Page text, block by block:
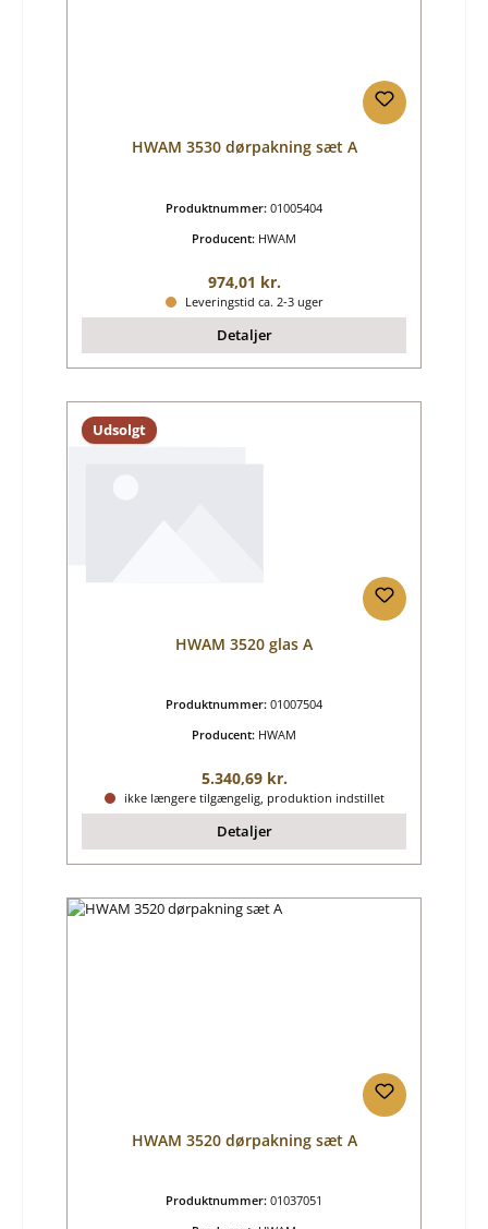
HWAM 3530 dørpakning sæt A
Produktnummer: 01005404
Producent: HWAM
Almindelig pris:
974,01 kr.
Leveringstid ca. 2-3 uger
Detaljer
Udsolgt
HWAM 3520 glas A
Produktnummer: 01007504
Producent: HWAM
Almindelig pris:
5.340,69 kr.
ikke længere tilgængelig, produktion indstillet
Detaljer
HWAM 3520 dørpakning sæt A
Produktnummer: 01037051